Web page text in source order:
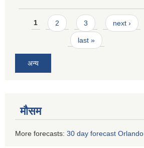
Pages
1 2 3 next ›
last »
अन्य
मौसम
More forecasts: 30 day forecast Orlando